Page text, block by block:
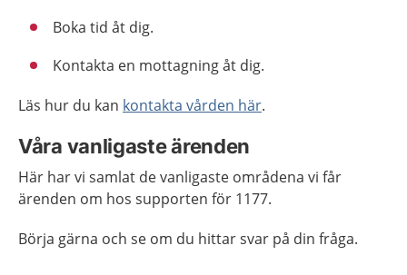
Boka tid åt dig.
Kontakta en mottagning åt dig.
Läs hur du kan kontakta vården här.
Våra vanligaste ärenden
Här har vi samlat de vanligaste områdena vi får
ärenden om hos supporten för 1177.
Börja gärna och se om du hittar svar på din fråga.